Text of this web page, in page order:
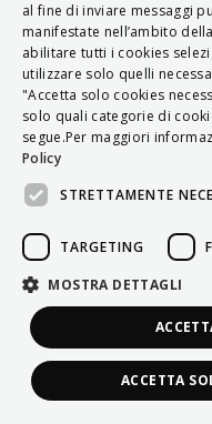
al fine di inviare messaggi
manifestate nell’ambito
abilitare tutti i cookies
utilizzare solo quelli
"Accetta solo cookies
solo quali categorie di
segue.Per maggiori
Policy
STRETTAMENTE
TARGETING
MOSTRA DETTAGLI
ACCETTA